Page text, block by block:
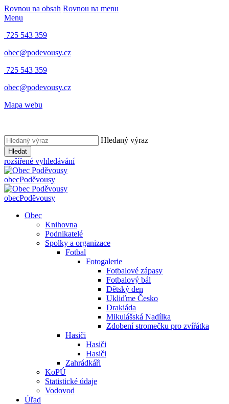
Rovnou na obsah Rovnou na menu
Menu
725 543 359
obec@podevousy.cz
725 543 359
obec@podevousy.cz
Mapa webu
Hledaný výraz
Hledat
rozšířené vyhledávání
obecPoděvousy
obecPoděvousy
Obec
Knihovna
Podnikatelé
Spolky a organizace
Fotbal
Fotogalerie
Fotbalové zápasy
Fotbalový bál
Dětský den
Ukliďme Česko
Drakiáda
Mikulášská Nadílka
Zdobení stromečku pro zvířátka
Hasiči
Hasiči
Hasiči
Zahrádkáři
KoPÚ
Statistické údaje
Vodovod
Úřad